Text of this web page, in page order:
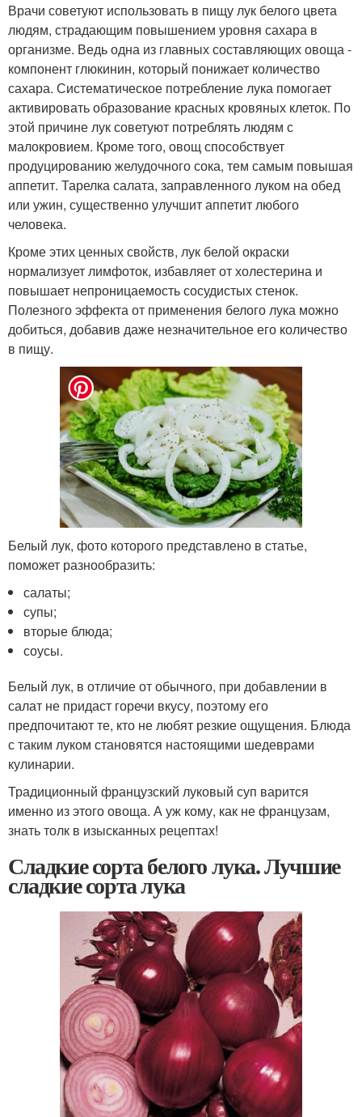
Врачи советуют использовать в пищу лук белого цвета
людям, страдающим повышением уровня сахара в
организме. Ведь одна из главных составляющих овоща -
компонент глюкинин, который понижает количество
сахара. Систематическое потребление лука помогает
активировать образование красных кровяных клеток. По
этой причине лук советуют потреблять людям с
малокровием. Кроме того, овощ способствует
продуцированию желудочного сока, тем самым повышая
аппетит. Тарелка салата, заправленного луком на обед
или ужин, существенно улучшит аппетит любого
человека.
Кроме этих ценных свойств, лук белой окраски
нормализует лимфоток, избавляет от холестерина и
повышает непроницаемость сосудистых стенок.
Полезного эффекта от применения белого лука можно
добиться, добавив даже незначительное его количество
в пищу.
Белый лук, фото которого представлено в статье,
поможет разнообразить:
салаты;
супы;
вторые блюда;
соусы.
Белый лук, в отличие от обычного, при добавлении в
салат не придаст горечи вкусу, поэтому его
предпочитают те, кто не любят резкие ощущения. Блюда
с таким луком становятся настоящими шедеврами
кулинарии.
Традиционный французский луковый суп варится
именно из этого овоща. А уж кому, как не французам,
знать толк в изысканных рецептах!
Сладкие сорта белого лука. Лучшие
сладкие сорта лука